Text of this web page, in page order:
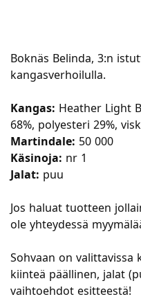
Boknäs Belinda, 3:n
kangasverhoilulla.
Kangas: Heather Light
68%, polyesteri 29%,
Martindale: 50 000
Käsinoja: nr 1
Jalat: puu
Jos haluat tuotteen
ole yhteydessä
Sohvaan on
kiinteä päällinen, jalat
vaihtoehdot esitteestä!